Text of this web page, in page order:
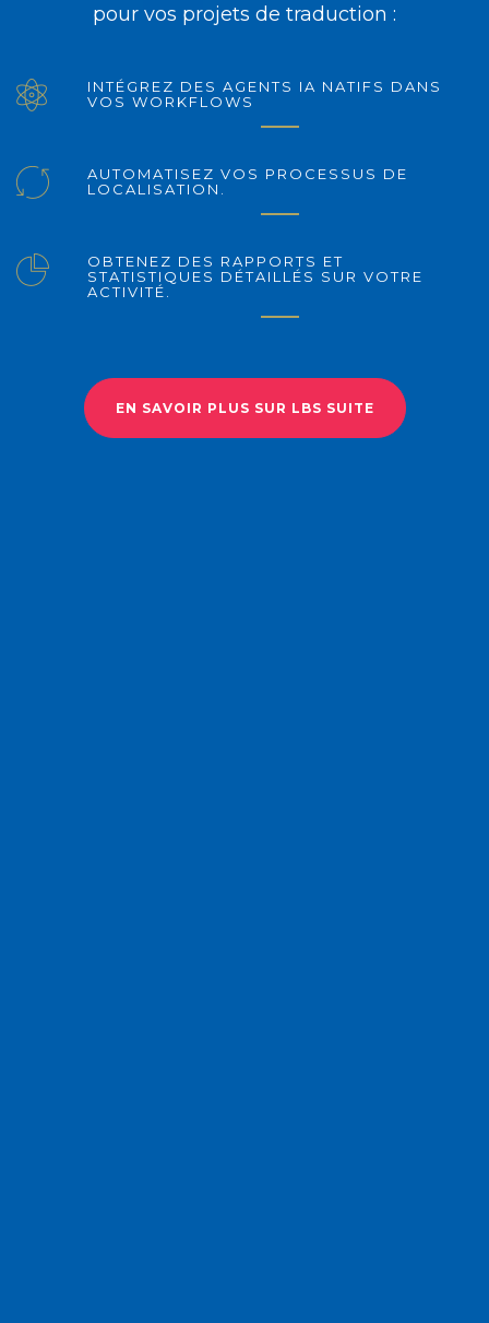
pour vos projets de traduction :
INTÉGREZ DES AGENTS IA NATIFS DANS
VOS WORKFLOWS
AUTOMATISEZ VOS PROCESSUS DE
LOCALISATION.
OBTENEZ DES RAPPORTS ET
STATISTIQUES DÉTAILLÉS SUR VOTRE
ACTIVITÉ.
EN SAVOIR PLUS SUR LBS SUITE